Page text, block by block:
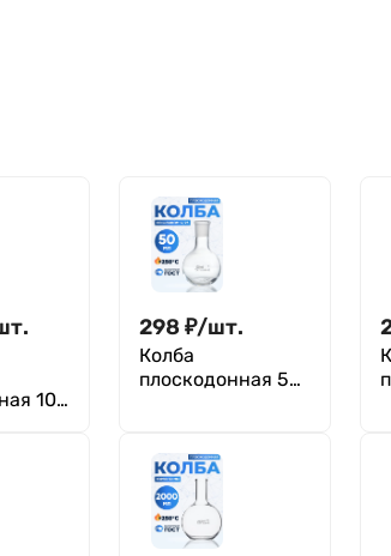
100
298 ₽/шт.
Колба
плоскодонная 50